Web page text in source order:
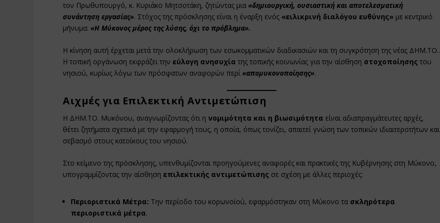
τον Πρωθυπουργό, κ. Κυριάκο Μητσοτάκη, ζητώντας μια«δημιουργική, ουσιαστική και αποτελεσματική
συνάντηση εργασίας». Στόχος της πρόσκλησης είναι η έναρξη ενός «ειλικρινή διαλόγου ευθύνης» με κεντρικό
μήνυμα:«Η Μύκονος μέρος της λύσης, όχι το πρόβλημα».
Η κίνηση αυτή έρχεται μετά την ολοκλήρωση των εσωκομματικών διαδικασιών και τη συγκρότηση της νέας ΔΗΜ.ΤΟ..
Η τοπική οργάνωση εκφράζει τηνεύλογη ανησυχία της τοπικής κοινωνίας για την αίσθηση στοχοποίησης του
νησιού, κυρίως λόγω των πρόσφατων αναφορών περί«απομυκονοποίησης».
Αιχμές για Επιλεκτική Αντιμετώπιση
Η ΔΗΜ.ΤΟ. Μυκόνου, αναγνωρίζοντας ότι ηνομιμότητα και η βιωσιμότητα είναι αδιαπραγμάτευτες αρχές,
θέτει ζητήματα σχετικά με την εφαρμογή τους, η οποία, όπως τονίζει, απαιτεί γνώση των τοπικών ιδιαιτεροτήτων και
σεβασμό στους κατοίκους του νησιού.
Στο κείμενο της πρόσκλησης, υπενθυμίζονται προηγούμενες αναφορές και πρακτικές της Κυβέρνησης στη Μύκονο,
υπογραμμίζοντας την αίσθησηεπιλεκτικής αντιμετώπισης σε σχέση με άλλες περιοχές:
Περιοριστικά Μέτρα: Την περίοδο του κορωνοϊού, εφαρμόστηκαν στη Μύκονο τα σκληρότερα
περιοριστικά μέτρα.